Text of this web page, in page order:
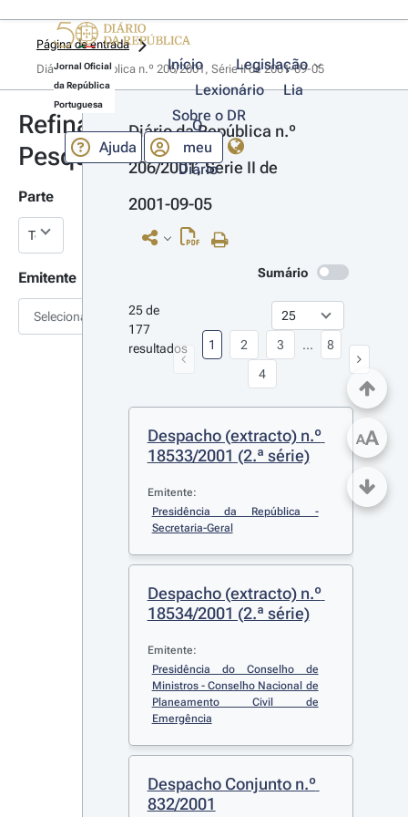
Jornal Oficial
da República
Portuguesa
Início
Legislação
Lexionário
Lia
Sobre o DR
Ajuda
O
meu
Diário
Página de entrada
Diário da República n.º 206/2001, Série II de 2001-09-05
Refinar
Pesquisa
Parte
Emitente
Selecionar
Diário da República n.º
206/2001, Série II de
2001-09-05
Sumário
25 de
177
resultados
1 2
3
4
... 8
Despacho (extracto) n.º
18533/2001 (2.ª série)
Emitente:
Presidência da República -
Secretaria-Geral
Despacho (extracto) n.º
18534/2001 (2.ª série)
Emitente:
Presidência do Conselho de
Ministros - Conselho Nacional de
Planeamento Civil de
Emergência
Despacho Conjunto n.º
832/2001
AA